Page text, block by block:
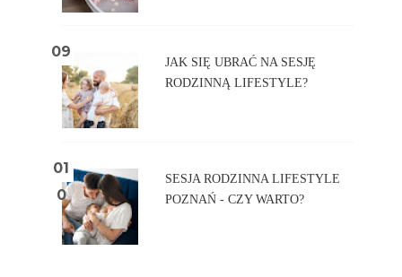
JAK SIĘ UBRAĆ NA SESJĘ
RODZINNĄ LIFESTYLE?
SESJA RODZINNA LIFESTYLE
POZNAŃ - CZY WARTO?